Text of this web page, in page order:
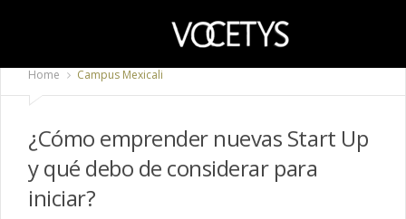
Home Campus Mexicali
¿Cómo emprender nuevas Start Up
y qué debo de considerar para
iniciar?